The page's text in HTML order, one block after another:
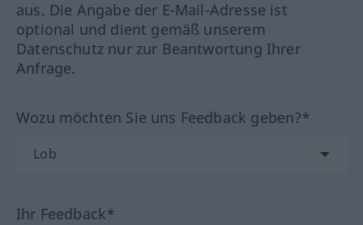
aus. Die Angabe der E-Mail-Adresse ist
optional und dient gemäß unserem
Datenschutz nur zur Beantwortung Ihrer
Anfrage.
Wozu möchten Sie uns Feedback geben?*
Ihr Feedback*